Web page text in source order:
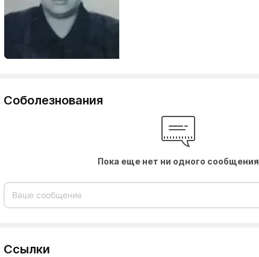
Соболезнования
Пока еще нет ни одного сообщения
Ссылки